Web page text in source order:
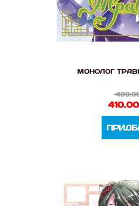
МОНОЛОГ